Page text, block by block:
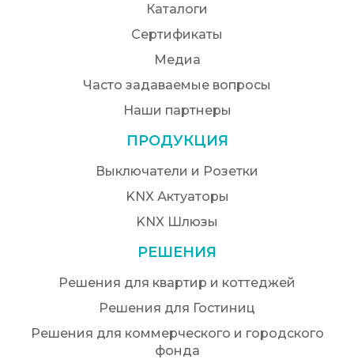
Каталоги
Сертификаты
Медиа
Часто задаваемые вопросы
Наши партнеры
ПРОДУКЦИЯ
Выключатели и Розетки
KNX Актуаторы
KNX Шлюзы
РЕШЕНИЯ
Решения для квартир и коттеджей
Решения для Гостиниц
Решения для коммерческого и городского
фонда